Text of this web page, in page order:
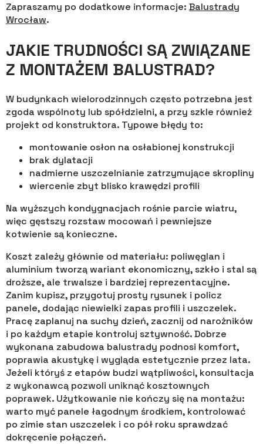
Zapraszamy po dodatkowe informacje: Balustrady
Wrocław.
​JAKIE TRUDNOŚCI SĄ ZWIĄZANE
Z MONTAŻEM BALUSTRAD?
W budynkach wielorodzinnych często potrzebna jest
zgoda wspólnoty lub spółdzielni, a przy szkle również
projekt od konstruktora. Typowe błędy to:
montowanie osłon na osłabionej konstrukcji
brak dylatacji
nadmierne uszczelnianie zatrzymujące skropliny
wiercenie zbyt blisko krawędzi profili
Na wyższych kondygnacjach rośnie parcie wiatru,
więc gęstszy rozstaw mocowań i pewniejsze
kotwienie są konieczne.
Koszt zależy głównie od materiału: poliwęglan i
aluminium tworzą wariant ekonomiczny, szkło i stal są
droższe, ale trwalsze i bardziej reprezentacyjne.
Zanim kupisz, przygotuj prosty rysunek i policz
panele, dodając niewielki zapas profili i uszczelek.
Pracę zaplanuj na suchy dzień, zacznij od narożników
i po każdym etapie kontroluj sztywność. Dobrze
wykonana zabudowa balustrady podnosi komfort,
poprawia akustykę i wygląda estetycznie przez lata.
Jeżeli któryś z etapów budzi wątpliwości, konsultacja
z wykonawcą pozwoli uniknąć kosztownych
poprawek. Użytkowanie nie kończy się na montażu:
warto myć panele łagodnym środkiem, kontrolować
po zimie stan uszczelek i co pół roku sprawdzać
dokręcenie połączeń.